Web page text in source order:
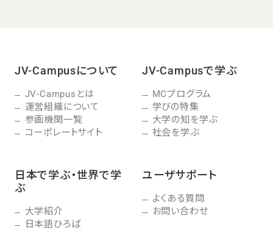
JV-Campusについて
JV-Campusとは
運営組織について
参画機関一覧
コーポレートサイト
JV-Campusで学ぶ
MCプログラム
学びの特集
大学の知を学ぶ
社会を学ぶ
日本で学ぶ・世界で学
ぶ
大学紹介
日本語ひろば
ユーザサポート
よくある質問
お問い合わせ